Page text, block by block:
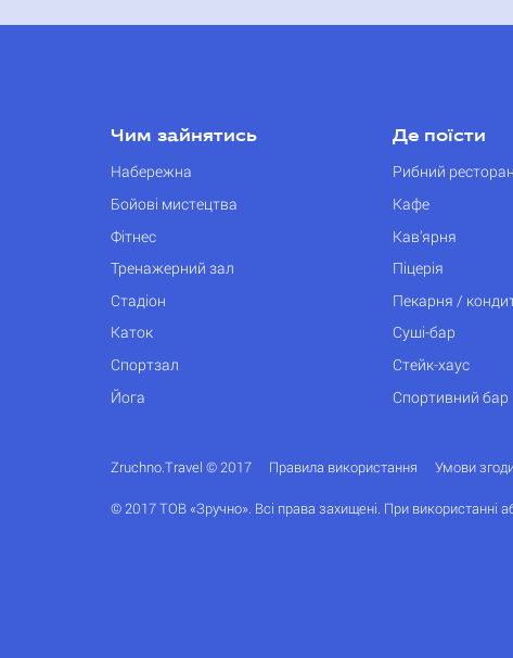
Чим зайнятись
Набережна
Бойові мистецтва
Фітнес
Тренажерний зал
Стадіон
Каток
Спортзал
Йога
Де поїсти
Рибний ресторан
Кафе
Кав’ярня
Піцерія
Пекарня /
Суші-бар
Стейк-хаус
Спортивний бар
Zruchno.Travel © 2017 Правила використання Умови
© 2017 ТОВ «Зручно». Всі права захищені. При використанні